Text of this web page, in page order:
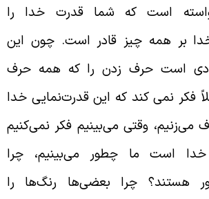
است که شما قدرت خدا را
بر همه چیز قادر است. چون این
است حرف زدن را که همه حرف
فکر نمی کند که این قدرت‌نمایی خدا
وقتی می‌بینیم فکر نمی‌کنیم
است ما چطور می‌بینیم، چرا
چرا بعضی‌ها رنگ‌ها را